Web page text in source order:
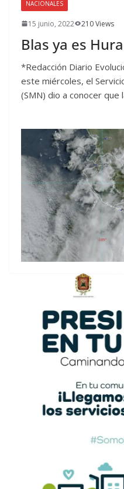
NACIONALES
15 junio, 2022 210 Views
Blas ya es
*Redacción Diario
este miércoles, el
(SMN) dio a conocer